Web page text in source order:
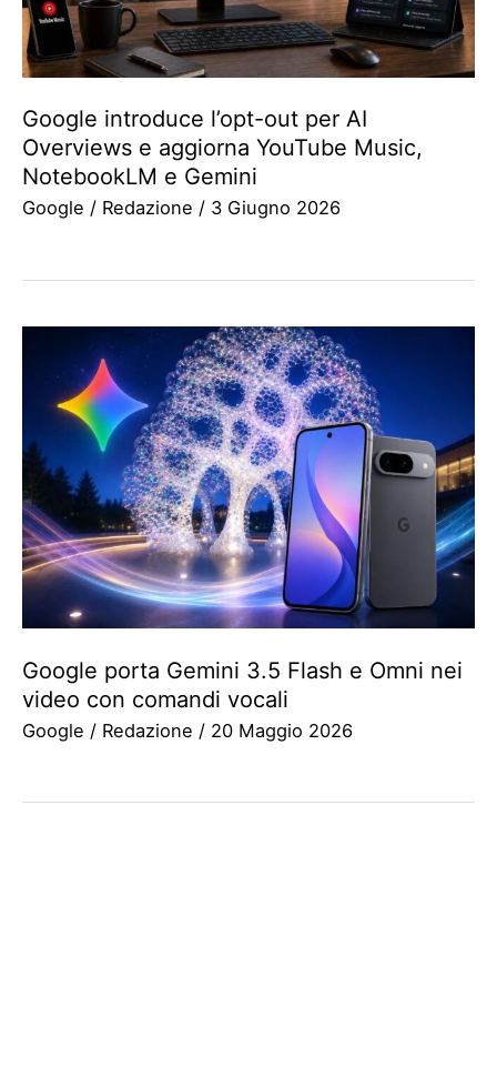
Google introduce l’opt-out per AI
Overviews e aggiorna YouTube Music,
NotebookLM e Gemini
Google / Redazione / 3 Giugno 2026
Google porta Gemini 3.5 Flash e Omni nei
video con comandi vocali
Google / Redazione / 20 Maggio 2026